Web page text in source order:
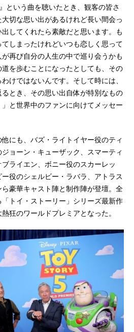
という曲を聴いたとき、観客の皆さ
切な思い出があるけれど長い間会っ
してくれたら素敵だと思います。も
しまったけれどいつも恋しく思って
再び自分の人生の中で巡り会うかも
を歩むことになったとしても、その
けではないんです。そして時には、
とき、その思い出自体が特別なもの
と世界中のファンに向けてメッセー
にも、バズ・ライトイヤー役のティ
ョーン・キューザック、スマーティ
ライエン、ボニー役のスカーレッ
役のシェルビー・ラバラ、アトラス
豪華キャスト陣と制作陣が登壇。全
トイ・ストーリー」シリーズ最新作
狂のワールドプレミアとなった。